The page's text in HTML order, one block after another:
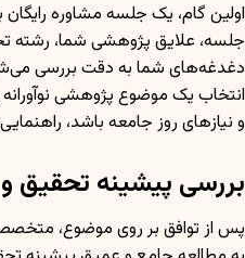
اولین گام، یک جلسه مشاوره
جلسه، علایق پژوهشی شما، رشته
دغدغه‌های شما به دقت بررسی
انتخاب یک موضوع پژوهشی
و نیازهای روز جامعه باشد،
بررسی پیشینه تحقیق
پس از توافق بر روی موضوع،